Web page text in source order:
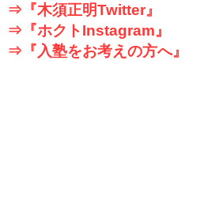
⇒『木須正明Twitter』
⇒『ホクトInstagram』
⇒『入塾をお考えの方へ』